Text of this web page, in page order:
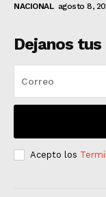
NACIONAL agosto 8,
Dejanos
Acepto los